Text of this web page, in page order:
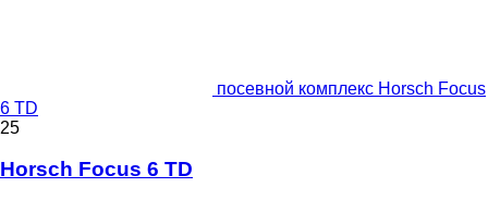
посевной комплекс Horsch Focus
6 TD
25
Horsch Focus 6 TD